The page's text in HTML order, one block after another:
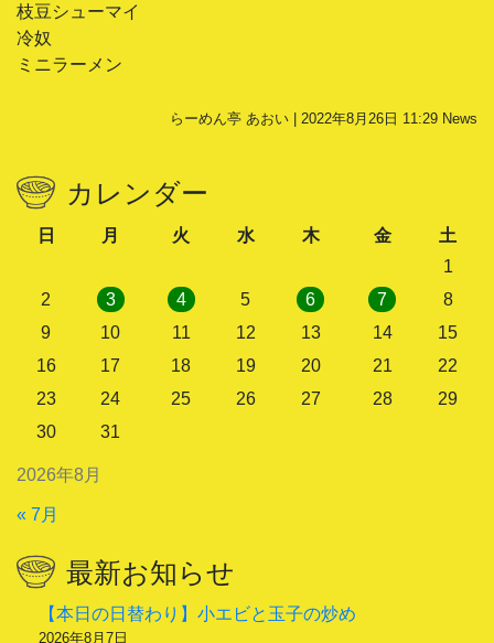
枝豆シューマイ
冷奴
ミニラーメン
らーめん亭 あおい | 2022年8月26日 11:29 News
カレンダー
2026年8月
日 月 火 水 木 金
土
1
2
3 4 5 6 7
8
9
10 11 12 13 14
15
16
17 18 19 20 21
22
23
24 25 26 27 28
29
30
31
« 7月
最新お知らせ
【本日の日替わり】小エビと玉子の炒め
2026年8月7日